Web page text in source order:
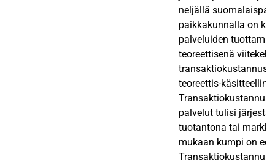
neljällä
paikkakunnalla on
palveluiden
teoreettisenä
teoreettis-
palvelut tulisi
tuotantona tai
mukaan kumpi on